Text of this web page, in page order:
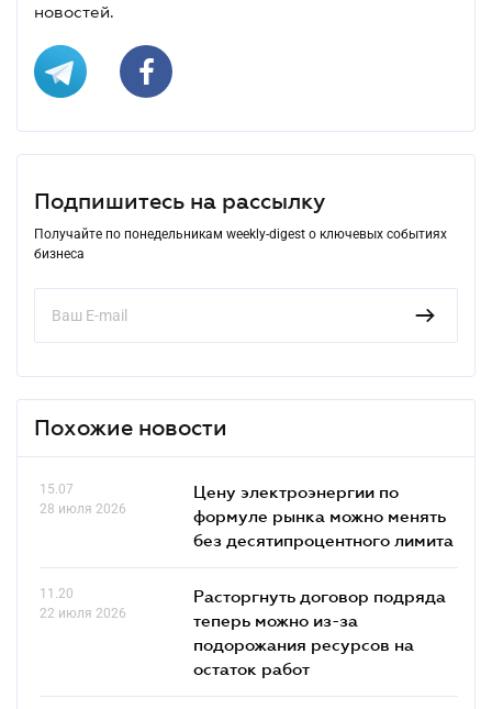
новостей.
Подпишитесь на рассылку
Получайте по понедельникам weekly-digest о ключевых событиях
бизнеса
Похожие новости
15.07
28 июля 2026
Цену электроэнергии по
формуле рынка можно менять
без десятипроцентного лимита
11.20
22 июля 2026
Расторгнуть договор подряда
теперь можно из-за
подорожания ресурсов на
остаток работ